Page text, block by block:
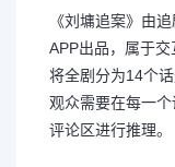
《刘墉追案》由
APP出品，属于交
将全剧分为14个
观众需要在每一
评论区进行推理。